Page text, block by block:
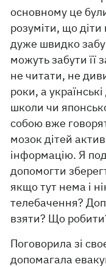
основному це
розуміти, що
дуже швидко
можуть забути її
не читати, не
роки, а
школи чи
собою вже
мозок дітей
інформацію. Я
допомогти
якщо тут нема і
телебачення?
взяти? Що
Поговорила зі
допомагала